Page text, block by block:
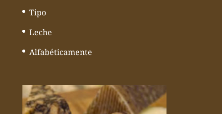
Tipo
Leche
Alfabéticamente